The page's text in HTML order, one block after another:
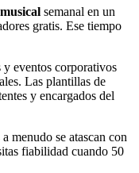
semanal en un
gratis. Ese tiempo
y eventos corporativos
Las plantillas de
y encargados del
menudo se atascan con
fiabilidad cuando 50